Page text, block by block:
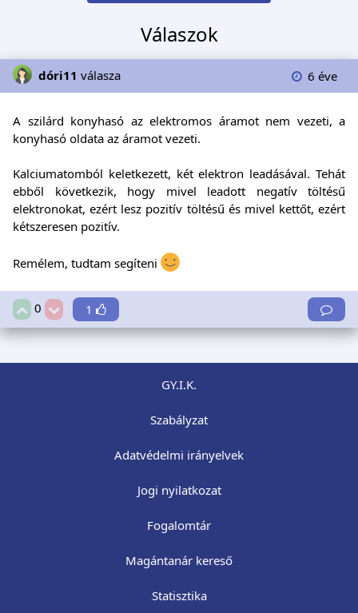
Válaszok
dóri11 válasza 6 éve
A szilárd konyhasó az elektromos áramot nem vezeti, a
konyhasó oldata az áramot vezeti.
Kalciumatomból keletkezett, két elektron leadásával. Tehát
ebből következik, hogy mivel leadott negatív töltésű
elektronokat, ezért lesz pozitív töltésű és mivel kettőt, ezért
kétszeresen pozitív.
Remélem, tudtam segíteni
0 1
GY.I.K.
Szabályzat
Adatvédelmi irányelvek
Jogi nyilatkozat
Fogalomtár
Magántanár kereső
Statisztika